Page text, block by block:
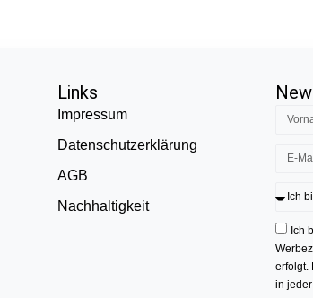
Links
Impressum
Datenschutzerklärung
AGB
Nachhaltigkeit
Ich
erfolgt.
in